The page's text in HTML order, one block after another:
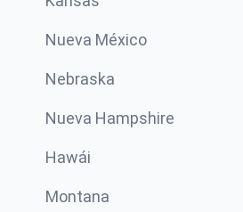
Nueva México
Nebraska
Nueva Hampshire
Hawái
Montana